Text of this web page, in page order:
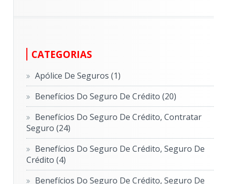
CATEGORIAS
Apólice De Seguros(1)
Benefícios Do Seguro De Crédito(20)
Benefícios Do Seguro De Crédito, Contratar
Seguro(24)
Benefícios Do Seguro De Crédito, Seguro De
Crédito(4)
Benefícios Do Seguro De Crédito, Seguro De